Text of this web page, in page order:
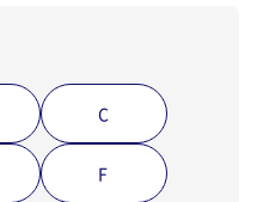
C
F